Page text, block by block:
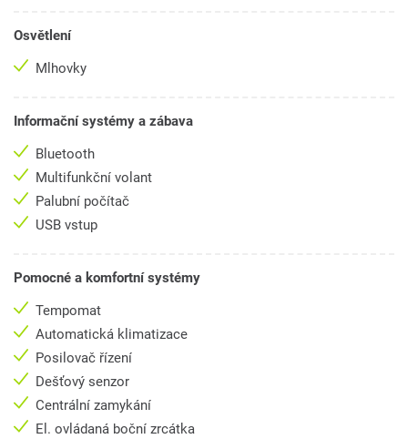
Osvětlení
Mlhovky
Informační systémy a zábava
Bluetooth
Multifunkční volant
Palubní počítač
USB vstup
Pomocné a komfortní systémy
Tempomat
Automatická klimatizace
Posilovač řízení
Dešťový senzor
Centrální zamykání
El. ovládaná boční zrcátka